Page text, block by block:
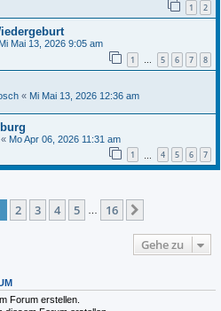
1 2
Mi Mai 13, 2026 9:05 am
1 … 5 6 7 8
« Mi Mai 13, 2026 12:36 am
« Mo Apr 06, 2026 11:31 am
1 4 5 6 7
1von 16
2 3 4 5 16
Gehe zu
Forum erstellen.